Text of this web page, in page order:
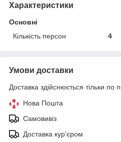
Характеристики
Основні
Кількість персон
4
Умови доставки
Доставка здійснюється тільки по
Нова Пошта
Самовивіз
Доставка кур'єром